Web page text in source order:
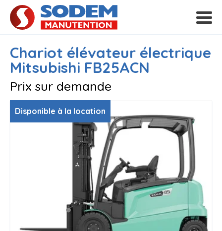
Chariot élévateur électrique
Mitsubishi FB25ACN
Prix sur demande
Disponible à la location